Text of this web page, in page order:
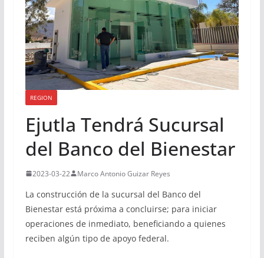
REGION
Ejutla Tendrá Sucursal
del Banco del Bienestar
2023-03-22 Marco Antonio Guizar Reyes
La construcción de la sucursal del Banco del
Bienestar está próxima a concluirse; para iniciar
operaciones de inmediato, beneficiando a quienes
reciben algún tipo de apoyo federal.